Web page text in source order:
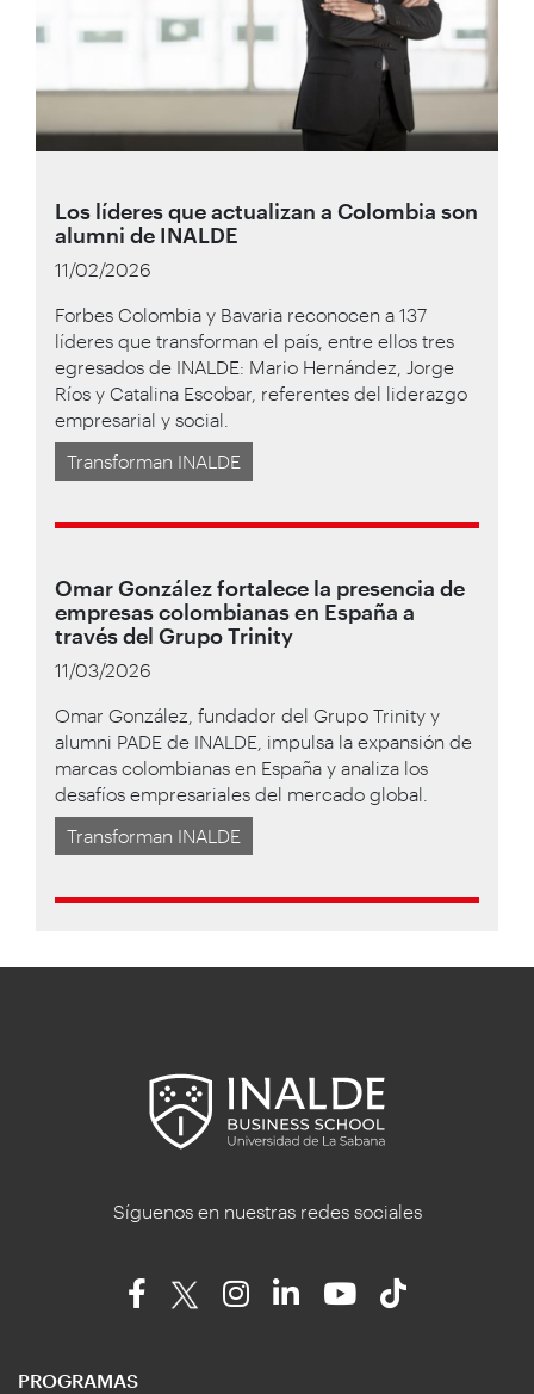
Los líderes que actualizan a Colombia son
alumni de INALDE
11/02/2026
Forbes Colombia y Bavaria reconocen a 137
líderes que transforman el país, entre ellos tres
egresados de INALDE: Mario Hernández, Jorge
Ríos y Catalina Escobar, referentes del liderazgo
empresarial y social.
Transforman INALDE
Omar González fortalece la presencia de
empresas colombianas en España a
través del Grupo Trinity
11/03/2026
Omar González, fundador del Grupo Trinity y
alumni PADE de INALDE, impulsa la expansión de
marcas colombianas en España y analiza los
desafíos empresariales del mercado global.
Transforman INALDE
Síguenos en nuestras redes sociales
PROGRAMAS